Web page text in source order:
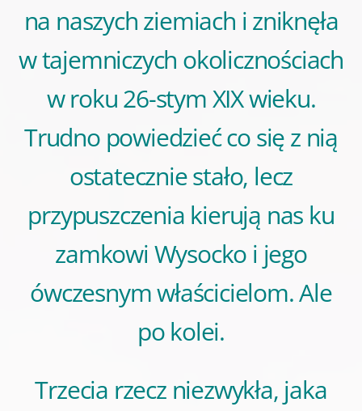
na naszych ziemiach i zniknęła
w tajemniczych okolicznościach
w roku 26-stym XIX wieku.
Trudno powiedzieć co się z nią
ostatecznie stało, lecz
przypuszczenia kierują nas ku
zamkowi Wysocko i jego
ówczesnym właścicielom. Ale
po kolei.
Trzecia rzecz niezwykła, jaka